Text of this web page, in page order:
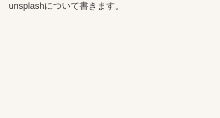
unsplashについて書きます。